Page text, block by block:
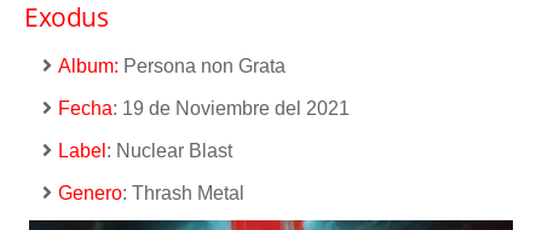
Exodus
Album: Persona non Grata
Fecha: 19 de Noviembre del 2021
Label : Nuclear Blast
Genero: Thrash Metal